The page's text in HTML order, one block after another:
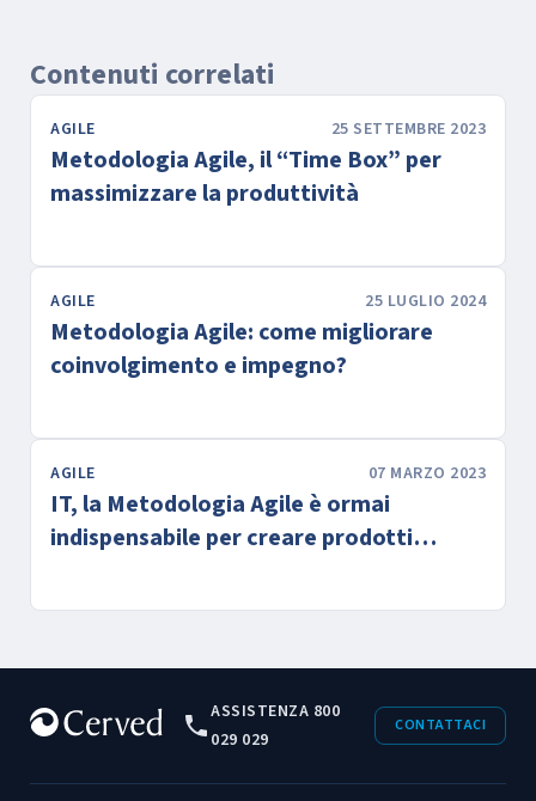
Contenuti correlati
AGILE 25 SETTEMBRE 2023
Metodologia Agile, il “Time Box” per
massimizzare la produttività
AGILE 25 LUGLIO 2024
Metodologia Agile: come migliorare
coinvolgimento e impegno?
AGILE 07 MARZO 2023
IT, la Metodologia Agile è ormai
indispensabile per creare prodotti
ASSISTENZA 800
029 029
CONTATTACI